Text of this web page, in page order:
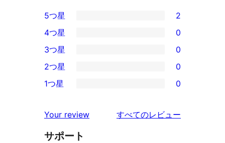
2
5-
星
レ
ビ
ー
5つ星 2
4-
星
レ
ュ
ー
4つ星 0
0
3-
星
ビ
ュ
3つ星 0
2-
レ
ビ
2つ星 0
星
レ
1つ星 0
Your review すべてのレビュー
サポート